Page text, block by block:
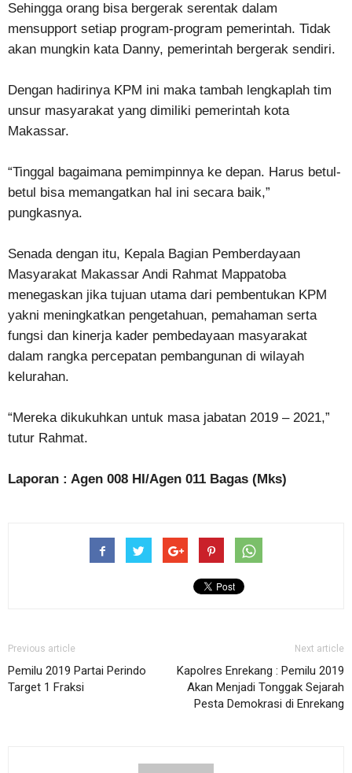
Sehingga orang bisa bergerak serentak dalam
mensupport setiap program-program pemerintah. Tidak
akan mungkin kata Danny, pemerintah bergerak sendiri.
Dengan hadirinya KPM ini maka tambah lengkaplah tim
unsur masyarakat yang dimiliki pemerintah kota
Makassar.
“Tinggal bagaimana pemimpinnya ke depan. Harus betul-
betul bisa memangatkan hal ini secara baik,”
pungkasnya.
Senada dengan itu, Kepala Bagian Pemberdayaan
Masyarakat Makassar Andi Rahmat Mappatoba
menegaskan jika tujuan utama dari pembentukan KPM
yakni meningkatkan pengetahuan, pemahaman serta
fungsi dan kinerja kader pembedayaan masyarakat
dalam rangka percepatan pembangunan di wilayah
kelurahan.
“Mereka dikukuhkan untuk masa jabatan 2019 – 2021,”
tutur Rahmat.
Laporan : Agen 008 HI/Agen 011 Bagas (Mks)
Previous article
Pemilu 2019 Partai Perindo
Target 1 Fraksi
Next article
Kapolres Enrekang : Pemilu 2019
Akan Menjadi Tonggak Sejarah
Pesta Demokrasi di Enrekang